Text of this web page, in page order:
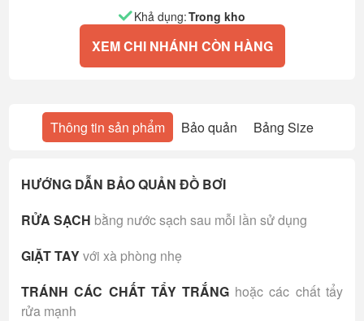
Khả dụng:Trong kho
XEM CHI NHÁNH CÒN HÀNG
Thông tin sản phẩm Bảo quản Bảng Size
HƯỚNG DẪN BẢO QUẢN ĐỒ BƠI
RỬA SẠCH bằng nước sạch sau mỗi lần sử dụng
GIẶT TAYvới xà phòng nhẹ
TRÁNH CÁC CHẤT TẨY TRẮNG hoặc các chất tẩy
rửa mạnh